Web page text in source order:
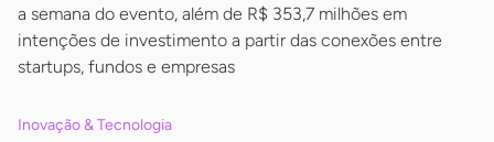
a semana do evento, além de R$ 353,7 milhões em
intenções de investimento a partir das conexões entre
startups, fundos e empresas
Inovação & Tecnologia